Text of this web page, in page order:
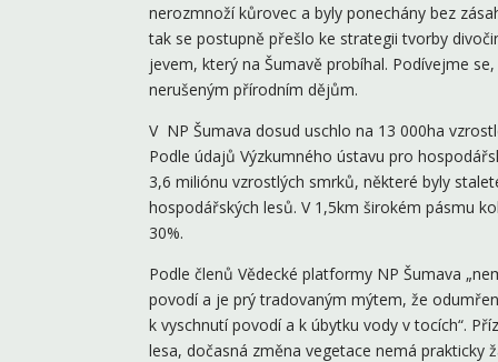
nerozmnoží kůrovec a byly ponechány bez
tak se postupně přešlo ke strategii tvorby
jevem, který na Šumavě probíhal. Podívejme
nerušeným přírodním dějům.
V NP Šumava dosud uschlo na 13 000ha
Podle údajů Výzkumného ústavu pro
3,6 miliónu vzrostlých smrků, některé byly
hospodářských lesů. V 1,5km širokém pásmu
30%.
Podle členů Vědecké platformy NP Šumava
povodí a je prý tradovaným mýtem, že
k vyschnutí povodí a k úbytku vody v tocích“.
lesa, dočasná změna vegetace nemá prakticky